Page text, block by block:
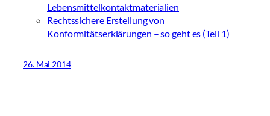
Lebensmittelkontaktmaterialien
Rechtssichere Erstellung von
Konformitätserklärungen – so geht es (Teil 1)
26. Mai 2014